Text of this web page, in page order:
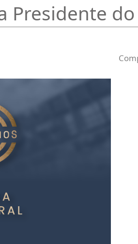
Presidente do